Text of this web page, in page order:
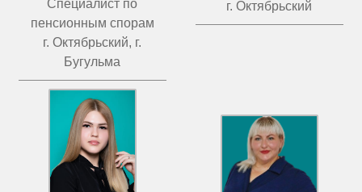
Специалист по
пенсионным спорам
г. Октябрьский, г.
Бугульма
г. Октябрьский